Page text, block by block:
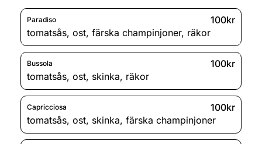
Paradiso
100kr
tomatsås, ost, färska champinjoner, räkor
Bussola
100kr
tomatsås, ost, skinka, räkor
Capricciosa
100kr
tomatsås, ost, skinka, färska champinjoner